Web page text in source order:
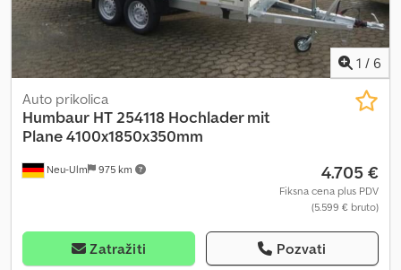
1 / 6
Neu-Ulm 975 km
Auto prikolica
Humbaur HT 254118 Hochlader mit
Plane 4100x1850x350mm
4.705 €
Fiksna cena plus PDV
(5.599 € bruto)
Zatražiti Pozvati